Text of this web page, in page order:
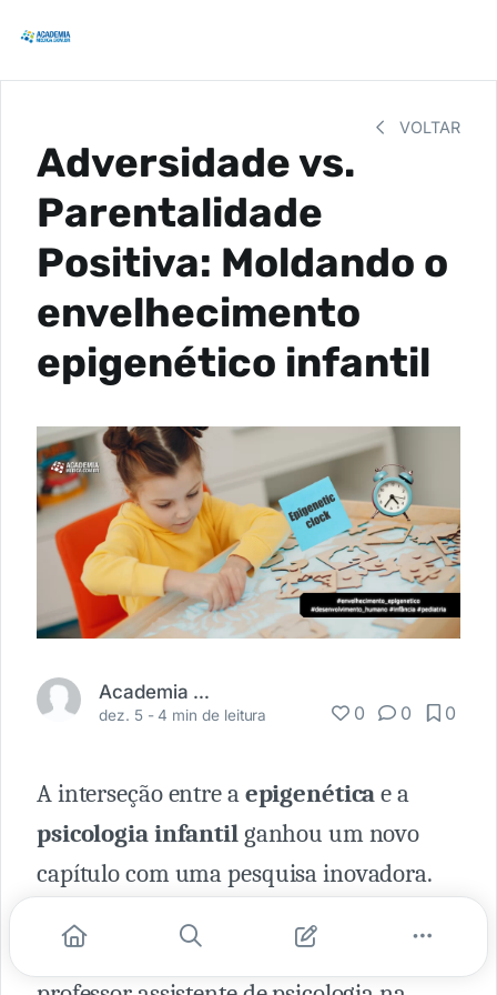
VOLTAR
Adversidade vs.
Parentalidade
Positiva: Moldando o
envelhecimento
epigenético infantil
Academia Médica
dez. 5 -4 min de leitura 0 0 0
A interseção entre aepigenéticae a
psicologia infantilganhou um novo
capítulo com uma pesquisa inovadora.
estudo liderado por Justin Parent,